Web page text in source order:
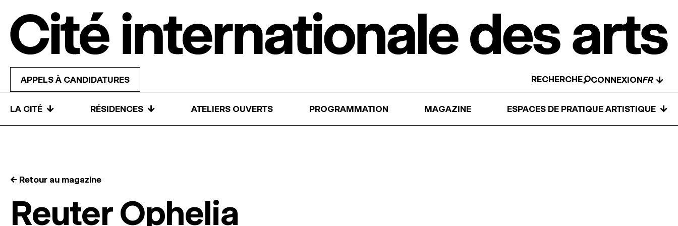
APPELS À CANDIDATURES RECHERCHE CONNEXION ↓
LA CITÉ ↓ RÉSIDENCES ↓ ATELIERS OUVERTS PROGRAMMATION MAGAZINE ESPACES DE PRATIQUE ARTISTIQUE ↓
← Retour au magazine
Reuter Ophelia